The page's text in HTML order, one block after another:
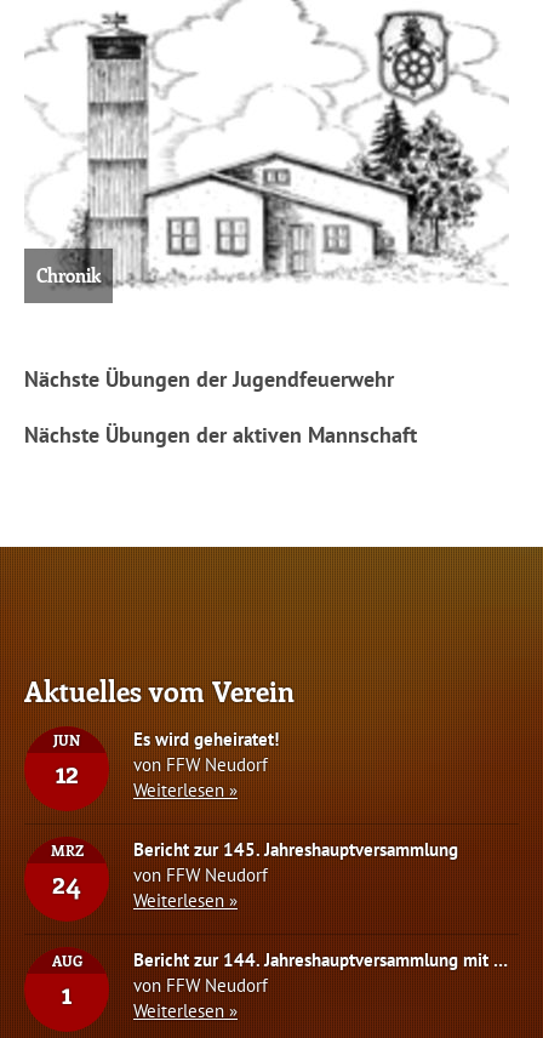
Chronik
Nächste Übungen der Jugendfeuerwehr
Nächste Übungen der aktiven Mannschaft
Aktuelles vom Verein
JUN
12
Es wird geheiratet!
von FFW Neudorf
Weiterlesen »
MRZ
24
Bericht zur 145. Jahreshauptversammlung
von FFW Neudorf
Weiterlesen »
AUG
1
Bericht zur 144. Jahreshauptversammlung mit Neuwahlen des Vorstandes
von FFW Neudorf
Weiterlesen »